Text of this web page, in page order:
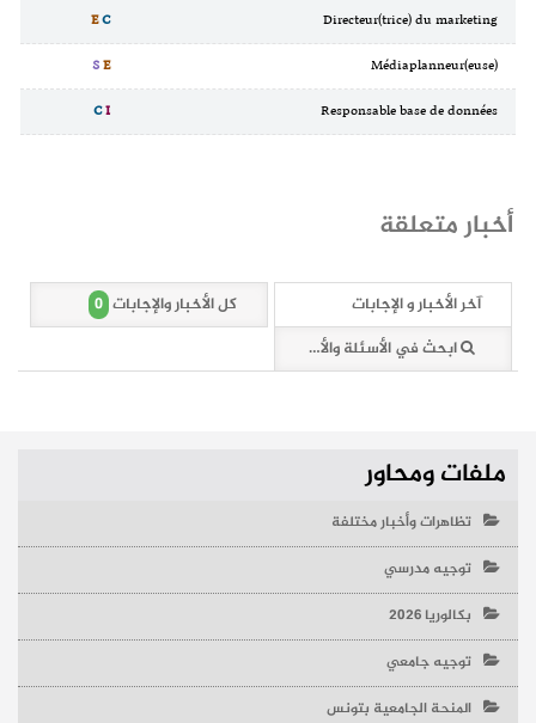
EC
SE
CI
أخبار متعلقة
آخر الأخبار و الإجابات كل الأخبار والإجابات 0
ابحث في الأسئلة والأخبار (0 وثائق)
ملفات ومحاور
تظاهرات وأخبار مختلفة
توجيه مدرسي
بكالوريا 2026
توجيه جامعي
المنحة الجامعية بتونس